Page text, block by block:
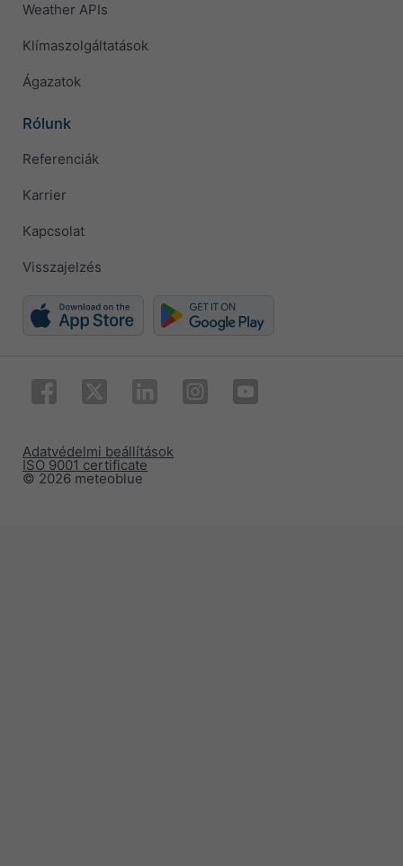
Weather APIs
Klímaszolgáltatások
Ágazatok
Rólunk
Referenciák
Karrier
Kapcsolat
Visszajelzés
© 2026 meteoblue
ISO 9001 certificate
Adatvédelmi beállítások